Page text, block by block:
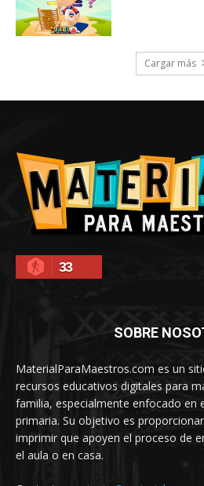
Cargar más
33
SOBRE
MaterialParaMaestros.com es un
recursos educativos digitales para
familia, especialmente enfocado en
primaria. Su objetivo es
imprimir que apoyen el proceso de
el aula o en casa.